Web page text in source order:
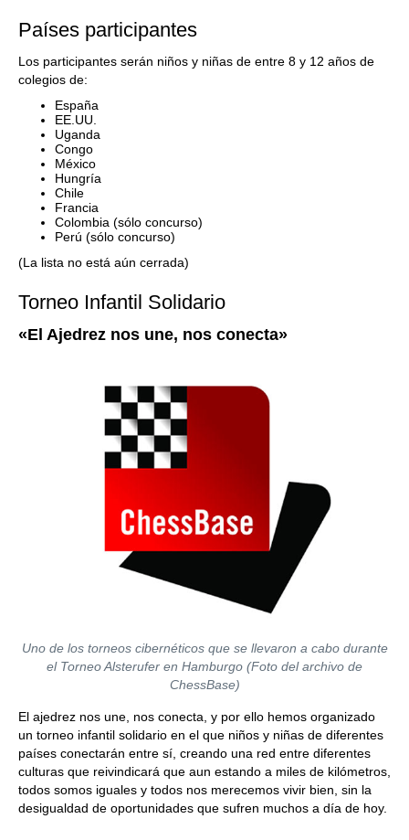
Países participantes
Los participantes serán niños y niñas de entre 8 y 12 años de
colegios de:
España
EE.UU.
Uganda
Congo
México
Hungría
Chile
Francia
Colombia (sólo concurso)
Perú (sólo concurso)
(La lista no está aún cerrada)
Torneo Infantil Solidario
«El Ajedrez nos une, nos conecta»
Uno de los torneos cibernéticos que se llevaron a cabo durante
el Torneo Alsterufer en Hamburgo (Foto del archivo de
ChessBase)
El ajedrez nos une, nos conecta, y por ello hemos organizado
un torneo infantil solidario en el que niños y niñas de diferentes
países conectarán entre sí, creando una red entre diferentes
culturas que reivindicará que aun estando a miles de kilómetros,
todos somos iguales y todos nos merecemos vivir bien, sin la
desigualdad de oportunidades que sufren muchos a día de hoy.